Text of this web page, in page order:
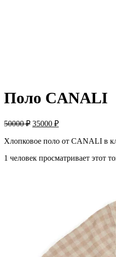
Поло CANALI
50000₽ 35000 ₽
Хлопковое поло от CANALI в
1 человек просматривает этот